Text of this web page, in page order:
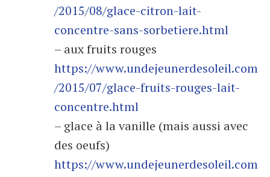
/2015/08/glace-citron-lait-
concentre-sans-sorbetiere.html
– aux fruits rouges
https://www.undejeunerdesoleil.com
/2015/07/glace-fruits-rouges-lait-
concentre.html
– glace à la vanille (mais aussi avec
des oeufs)
https://www.undejeunerdesoleil.com